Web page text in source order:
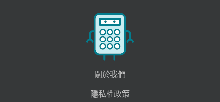
關於我們
隱私權政策